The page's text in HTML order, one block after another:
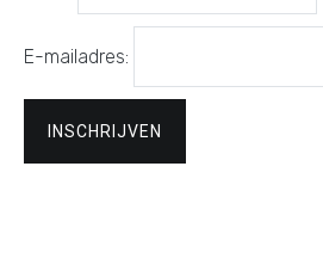
E-mailadres: